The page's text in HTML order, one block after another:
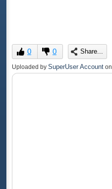
0 0 Share...
Uploaded by SuperUser Account on